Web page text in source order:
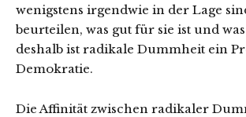
wenigstens irgendwie in der Lage
beurteilen, was gut für sie ist und
deshalb ist radikale Dummheit ein
Demokratie.
Die Affinität zwischen radikaler